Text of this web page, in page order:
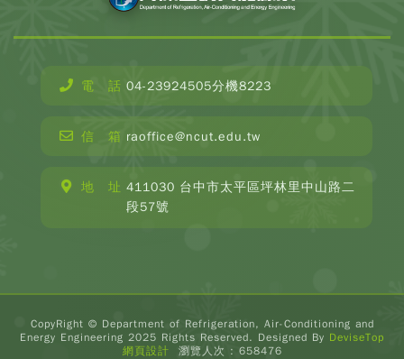
電 話 04-23924505分機8223
信 箱 raoffice@ncut.edu.tw
地 址 411030 台中市太平區坪林里中山路二
段57號
CopyRight © Department of Refrigeration, Air-Conditioning and
Energy Engineering 2025 Rights Reserved. Designed By DeviseTop
網頁設計
瀏覽人次 : 658476